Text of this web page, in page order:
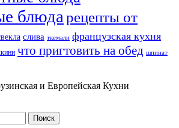
блюда рецепты от
слива ткемали французская кухня
что пригтовить на обед шпинат
и Европейская Кухни